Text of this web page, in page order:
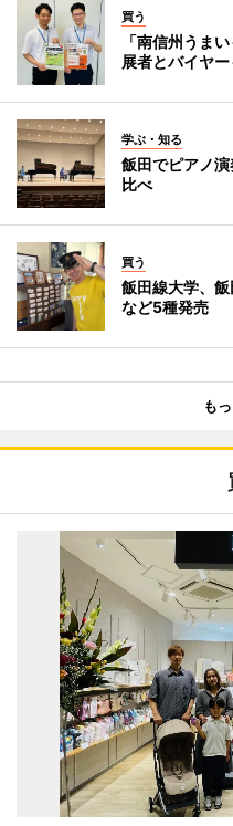
買う
「南信州うま
展者とバイヤ
学ぶ・知る
飯田でピアノ
比べ
買う
飯田線大学、
など5種発売
も